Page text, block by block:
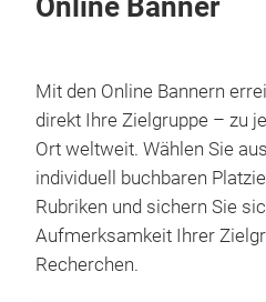
Online Banner
Mit den Online Bannern
direkt Ihre Zielgruppe – zu
Ort weltweit. Wählen Sie
individuell buchbaren
Rubriken und sichern Sie
Aufmerksamkeit Ihrer
Recherchen.